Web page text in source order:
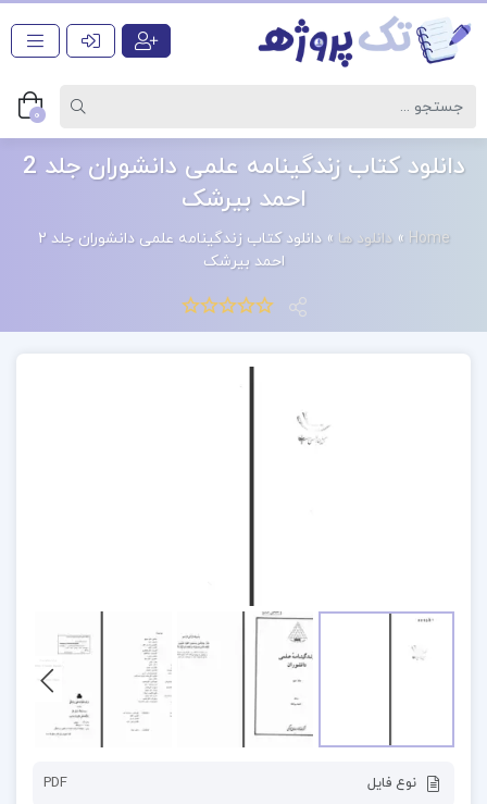
0
دانلود کتاب زندگینامه علمی دانشوران جلد 2
احمد بیرشک
Home
»دانلود ها »
دانلود کتاب زندگینامه علمی دانشوران جلد 2
احمد بیرشک
نوع فایل PDF